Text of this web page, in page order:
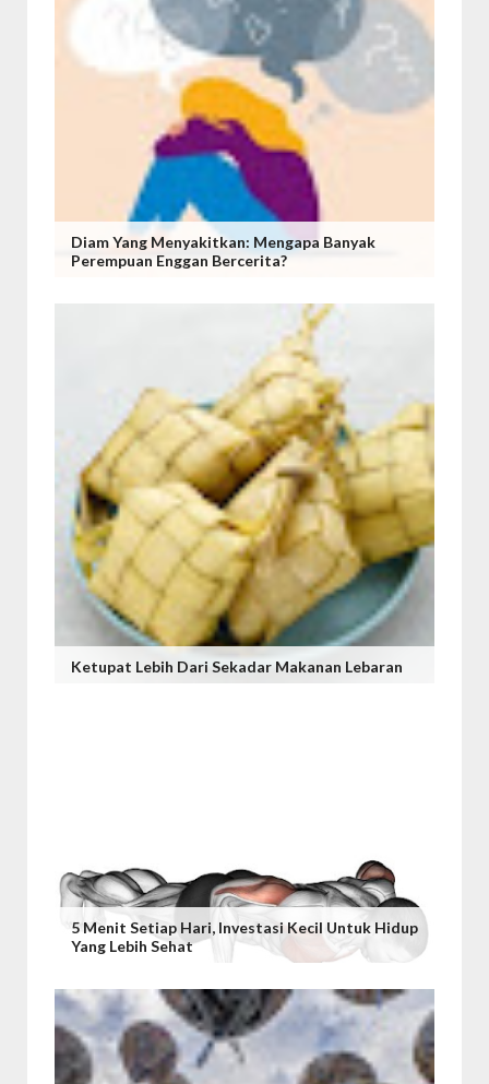
Diam Yang Menyakitkan: Mengapa Banyak
Perempuan Enggan Bercerita?
Ketupat Lebih Dari Sekadar Makanan Lebaran
5 Menit Setiap Hari, Investasi Kecil Untuk Hidup
Yang Lebih Sehat